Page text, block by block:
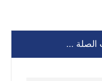
الصلة ...